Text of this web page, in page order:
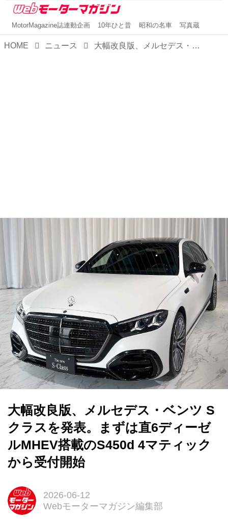
MotorMagazine誌連動企画 10年ひと昔 昭和の名車 写真蔵
HOME ニュース 大幅改良版、メルセデス・ベンツ Sクラスを発表。まずは直6ディーゼルMHEV搭載のS450d 4マティックから受付開始
大幅改良版、メルセデス・ベンツ S
クラスを発表。まずは直6ディーゼ
ルMHEV搭載のS450d 4マティック
から受付開始
2026-06-12
Webモーターマガジン編集部